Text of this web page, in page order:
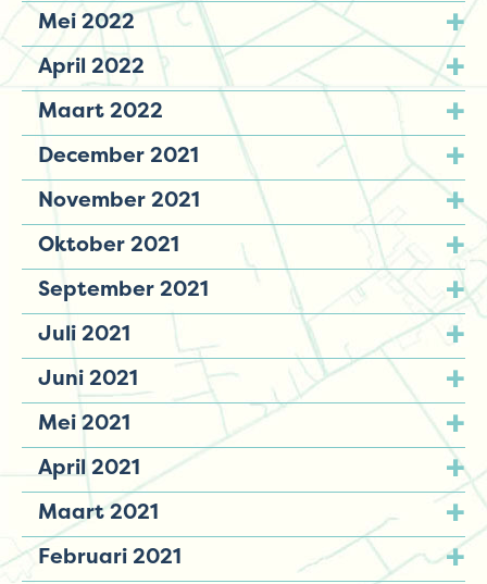
Mei 2022
April 2022
Maart 2022
December 2021
November 2021
Oktober 2021
September 2021
Juli 2021
Juni 2021
Mei 2021
April 2021
Maart 2021
Februari 2021